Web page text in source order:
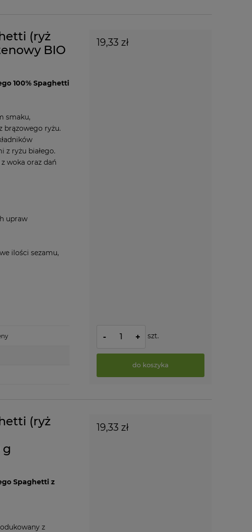
(ryż
BIO
100% Spaghetti
smaku,
brązowego ryżu.
z ryżu białego.
woka oraz dań
upraw
ilości sezamu,
19,33 zł
- + szt.
do koszyka
(ryż
g
Spaghetti z
z
19,33 zł